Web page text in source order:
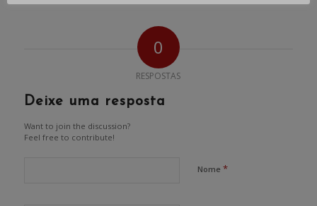
0
RESPOSTAS
Deixe uma resposta
Want to join the discussion?
Feel free to contribute!
Nome *